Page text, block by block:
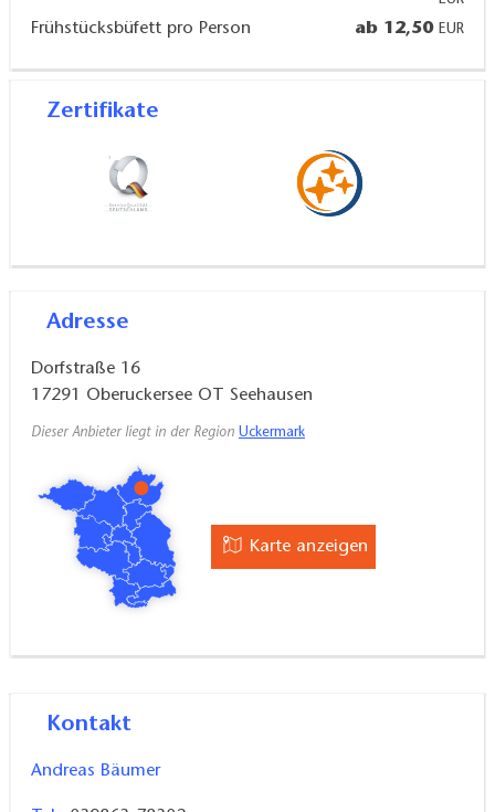
Bahnanreise möglich - Bahnstation im Ort
Terrasse, Grillplatz, Holzbackofen, Sauna,
Waschmaschinennutzung, Seenähe, Haustiere (auf
Restaurant und Kaffeetheke
Frühstücksbüfett pro Person ab 12,50 EUR
Zertifikate
Adresse
Dorfstraße 16
17291
Oberuckersee OT Seehausen
Dieser Anbieter liegt in der Region Uckermark
Karte anzeigen
Kontakt
Andreas Bäumer